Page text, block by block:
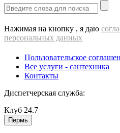
Нажимая на кнопку , я даю
персональных данных
Пользовательское
Все услуги - cантехника
Контакты
Диспетчерская служба:
Клуб 24.7
Пермь